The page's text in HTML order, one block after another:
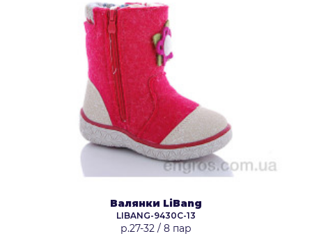
Валянки LiBang
LIBANG-9430C-13
р.27-32 / 8 пар